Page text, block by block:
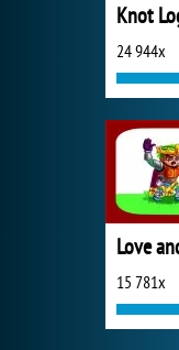
Knot
24 944x
15 781x